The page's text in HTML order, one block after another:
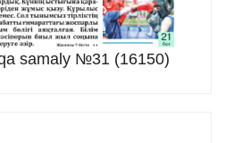
samaly №31 (16150)